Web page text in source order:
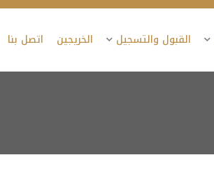
القبول والتسجيل الخريجين اتصل بنا